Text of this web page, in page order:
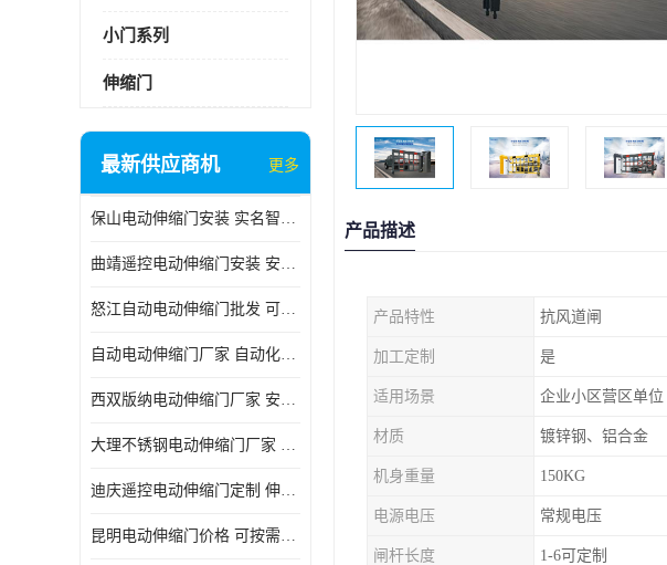
小门系列
伸缩门
最新供应商机 更多
保山电动伸缩门安装 实名智科技 安全性高
曲靖遥控电动伸缩门安装 安全性高
怒江自动电动伸缩门批发 可按需定制
自动电动伸缩门厂家 自动化操作
西双版纳电动伸缩门厂家 安全性高
大理不锈钢电动伸缩门厂家 适合狭窄通道
迪庆遥控电动伸缩门定制 伸缩结构设计
昆明电动伸缩门价格 可按需定制
产品描述
产品特性 抗风道闸
加工定制 是
适用场景 企业小区营区单位
材质 镀锌钢、铝合金
机身重量 150KG
电源电压 常规电压
闸杆长度 1-6可定制